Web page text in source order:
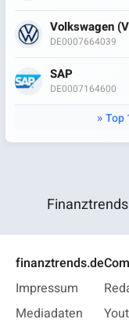
Volkswagen
DE0007664039
SAP
DE0007164600
Top
finanztrends.de
Impressum
Mediadaten